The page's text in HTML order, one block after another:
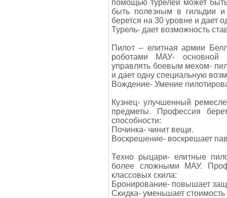
помощью турелей может
быть полезным в гильдии
берется на 30 уровне и дает
Турель- дает возможность
Пилот – елитная армии
роботами МАУ- основной
управлять боевым мехом-
и дает одну специальную
Вождение- Умение
Кузнец- улучшенный
предметы. Профессия
способности:
Починка- чинит вещи.
Воскрешение- воскрешает
Техно рыцари- елитные
более сложными МАУ.
классовых скила:
Бронирование- повышает
Скидка- уменьшает